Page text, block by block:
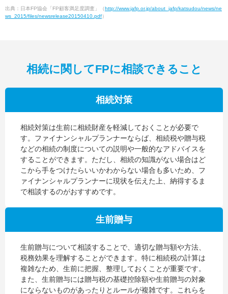
出典：日本FP協会「FP顧客満足度調査」（http://www.jafp.or.jp/about_jafp/katsudou/news/ne
ws_2015/files/newsrelease20150410.pdf）
相続に関してFPに相談できること
相続対策
相続対策は生前に相続財産を軽減しておくことが必要で
す。ファイナンシャルプランナーならば、相続税や贈与税
などの相続の制度についての説明や一般的なアドバイスを
することができます。ただし、相続の知識がない場合はど
こから手をつけたらいいかわからない場合も多いため、フ
ァイナンシャルプランナーに現状を伝えた上、納得するま
で相談するのがおすすめです。
生前贈与
生前贈与について相談することで、適切な贈与額や方法、
税務効果を理解することができます。特に相続税の計算は
複雑なため、生前に把握、整理しておくことが重要です。
また、生前贈与には贈与税の基礎控除額や生前贈与の対象
にならないものがあったりとルールが複雑です。これらを